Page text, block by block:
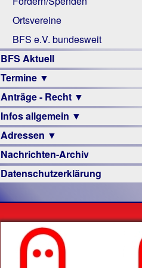
Links
Ortsvereine
BFS e.V. bundesweit
BFS Aktuell
Termine ▼
Veranstaltungsprogramme
Anträge - Recht ▼
Archiv
Urteile
Infos allgemein ▼
Sehbehinderung
Frühförderung
Schule
–
Beruf
Senioren
Hilfsmittel
Adressen ▼
Augenoptiker
Berufsbildungswerke
Hörbüchereien
Reha-
Nachrichten-Archiv
Datenschutzerklärung